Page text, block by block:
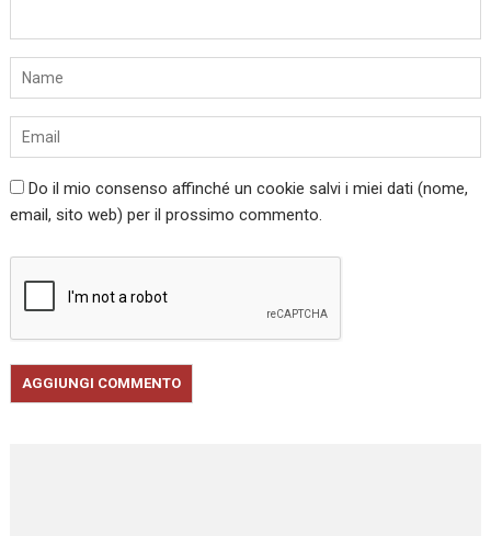
Do il mio consenso affinché un cookie salvi i miei dati (nome,
email, sito web) per il prossimo commento.